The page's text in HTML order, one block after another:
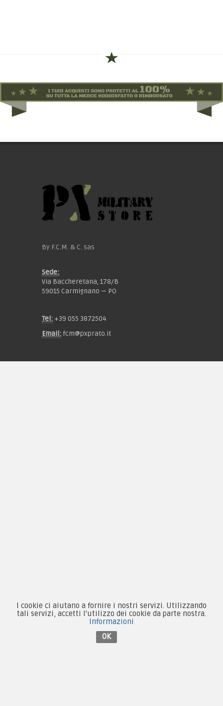
By F.C.M. & C. sas
Sede:
Via Baccheretana, 178/B
59015 Carmignano — PO
Tel: +39 055 3872504
Email: fcm@pxprato.it
I cookie ci aiutano a fornire i nostri servizi. Utilizzando
tali servizi, accetti l'utilizzo dei cookie da parte nostra.
Informazioni
OK